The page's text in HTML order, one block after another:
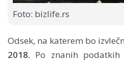
Foto: bizlife.rs
Odsek, na katerem bo
2018. Po znanih